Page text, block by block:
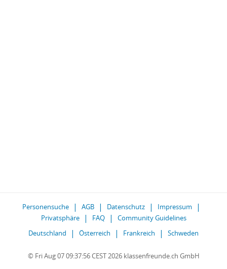
Personensuche AGB Datenschutz
Impressum
Privatsphäre
FAQ
Community Guidelines
Deutschland
Österreich Frankreich Schweden
© Fri Aug 07 09:37:56 CEST 2026 klassenfreunde.ch GmbH